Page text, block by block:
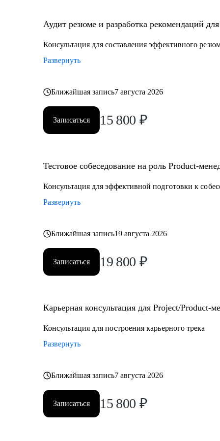
• Junior и middle project/product-менеджмента,
• Тем, кто хочет войти в IT и начать строить карьеру с
Аудит резюме и разработка рекомендаций
Консультация для составления эффективного
Развернуть
Ближайшая запись7 августа 2026
Записаться 15 800 ₽
Тестовое собеседование на роль Product-
Консультация для эффективной подготовки к
Развернуть
Ближайшая запись19 августа 2026
Записаться 19 800 ₽
Карьерная консультация для Project/Product-
Консультация для построения карьерного трека
Развернуть
Ближайшая запись7 августа 2026
Записаться 15 800 ₽